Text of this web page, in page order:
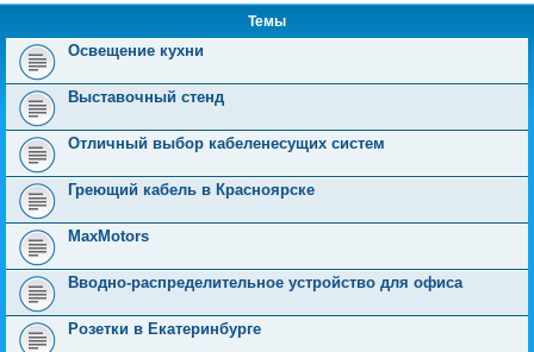
Темы
Освещение кухни
Выставочный стенд
Отличный выбор кабеленесущих систем
Греющий кабель в Красноярске
MaxMotors
Вводно-распределительное устройство для офиса
Розетки в Екатеринбурге